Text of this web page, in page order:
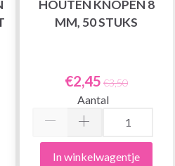
HOUTEN KNOPEN 8
MM, 50 STUKS
€2,45 €3,50
Aantal
In winkelwagentje